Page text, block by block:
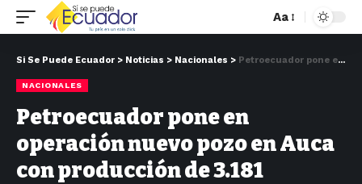
Aa
Si Se Puede Ecuador > Noticias > Nacionales > Petroecuador pone en operación nuevo pozo en Auca con producción de 3.181 barriles diarios
NACIONALES
Petroecuador pone en
operación nuevo pozo en Auca
con producción de 3.181